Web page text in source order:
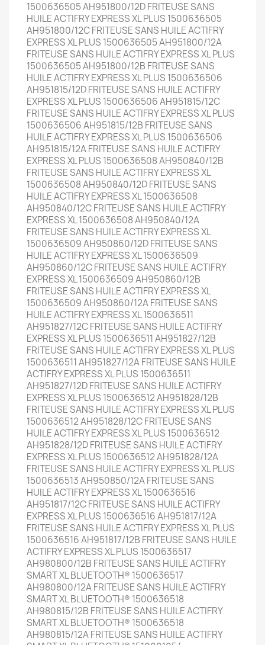
1500636505 AH951800/12D FRITEUSE SANS
HUILE ACTIFRY EXPRESS XL PLUS 1500636505
AH951800/12C FRITEUSE SANS HUILE ACTIFRY
EXPRESS XL PLUS 1500636505 AH951800/12A
FRITEUSE SANS HUILE ACTIFRY EXPRESS XL PLUS
1500636505 AH951800/12B FRITEUSE SANS
HUILE ACTIFRY EXPRESS XL PLUS 1500636506
AH951815/12D FRITEUSE SANS HUILE ACTIFRY
EXPRESS XL PLUS 1500636506 AH951815/12C
FRITEUSE SANS HUILE ACTIFRY EXPRESS XL PLUS
1500636506 AH951815/12B FRITEUSE SANS
HUILE ACTIFRY EXPRESS XL PLUS 1500636506
AH951815/12A FRITEUSE SANS HUILE ACTIFRY
EXPRESS XL PLUS 1500636508 AH950840/12B
FRITEUSE SANS HUILE ACTIFRY EXPRESS XL
1500636508 AH950840/12D FRITEUSE SANS
HUILE ACTIFRY EXPRESS XL 1500636508
AH950840/12C FRITEUSE SANS HUILE ACTIFRY
EXPRESS XL 1500636508 AH950840/12A
FRITEUSE SANS HUILE ACTIFRY EXPRESS XL
1500636509 AH950860/12D FRITEUSE SANS
HUILE ACTIFRY EXPRESS XL 1500636509
AH950860/12C FRITEUSE SANS HUILE ACTIFRY
EXPRESS XL 1500636509 AH950860/12B
FRITEUSE SANS HUILE ACTIFRY EXPRESS XL
1500636509 AH950860/12A FRITEUSE SANS
HUILE ACTIFRY EXPRESS XL 1500636511
AH951827/12C FRITEUSE SANS HUILE ACTIFRY
EXPRESS XL PLUS 1500636511 AH951827/12B
FRITEUSE SANS HUILE ACTIFRY EXPRESS XL PLUS
1500636511 AH951827/12A FRITEUSE SANS HUILE
ACTIFRY EXPRESS XL PLUS 1500636511
AH951827/12D FRITEUSE SANS HUILE ACTIFRY
EXPRESS XL PLUS 1500636512 AH951828/12B
FRITEUSE SANS HUILE ACTIFRY EXPRESS XL PLUS
1500636512 AH951828/12C FRITEUSE SANS
HUILE ACTIFRY EXPRESS XL PLUS 1500636512
AH951828/12D FRITEUSE SANS HUILE ACTIFRY
EXPRESS XL PLUS 1500636512 AH951828/12A
FRITEUSE SANS HUILE ACTIFRY EXPRESS XL PLUS
1500636513 AH950850/12A FRITEUSE SANS
HUILE ACTIFRY EXPRESS XL 1500636516
AH951817/12C FRITEUSE SANS HUILE ACTIFRY
EXPRESS XL PLUS 1500636516 AH951817/12A
FRITEUSE SANS HUILE ACTIFRY EXPRESS XL PLUS
1500636516 AH951817/12B FRITEUSE SANS HUILE
ACTIFRY EXPRESS XL PLUS 1500636517
AH980800/12B FRITEUSE SANS HUILE ACTIFRY
SMART XL BLUETOOTH® 1500636517
AH980800/12A FRITEUSE SANS HUILE ACTIFRY
SMART XL BLUETOOTH® 1500636518
AH980815/12B FRITEUSE SANS HUILE ACTIFRY
SMART XL BLUETOOTH® 1500636518
AH980815/12A FRITEUSE SANS HUILE ACTIFRY